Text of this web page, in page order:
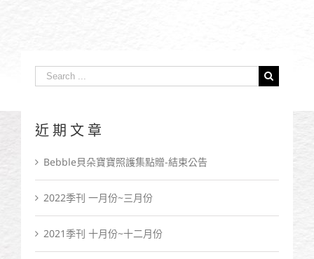
Search
近期文章
Bebble貝朵寶寶照護集點贈-結束公告
2022季刊 一月份~三月份
2021季刊 十月份~十二月份